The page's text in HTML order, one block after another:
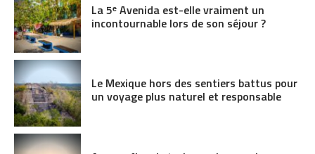
La 5ᵉ Avenida est-elle vraiment un
incontournable lors de son séjour ?
Le Mexique hors des sentiers battus pour
un voyage plus naturel et responsable